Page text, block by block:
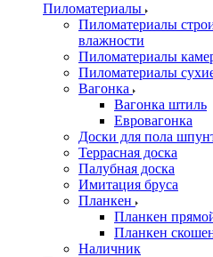
Пиломатериалы
Пиломатериалы
влажности
Пиломатериалы
Пиломатериалы
Вагонка
Вагонка штиль
Евровагонка
Доски для пола
Террасная доска
Палубная доска
Имитация бруса
Планкен
Планкен
Планкен
Наличник